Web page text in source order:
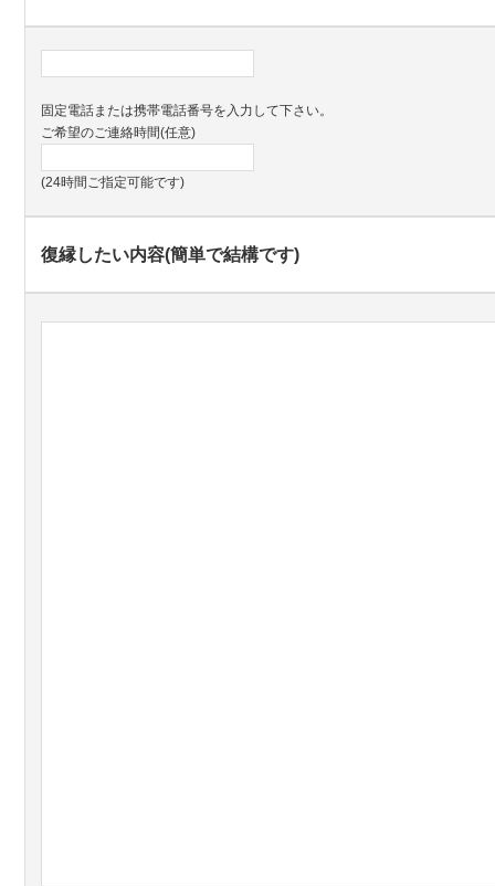
固定電話または携帯電話番号を入力して下さい。
ご希望のご連絡時間(任意)
(24時間ご指定可能です)
復縁したい内容(簡単で結構です)